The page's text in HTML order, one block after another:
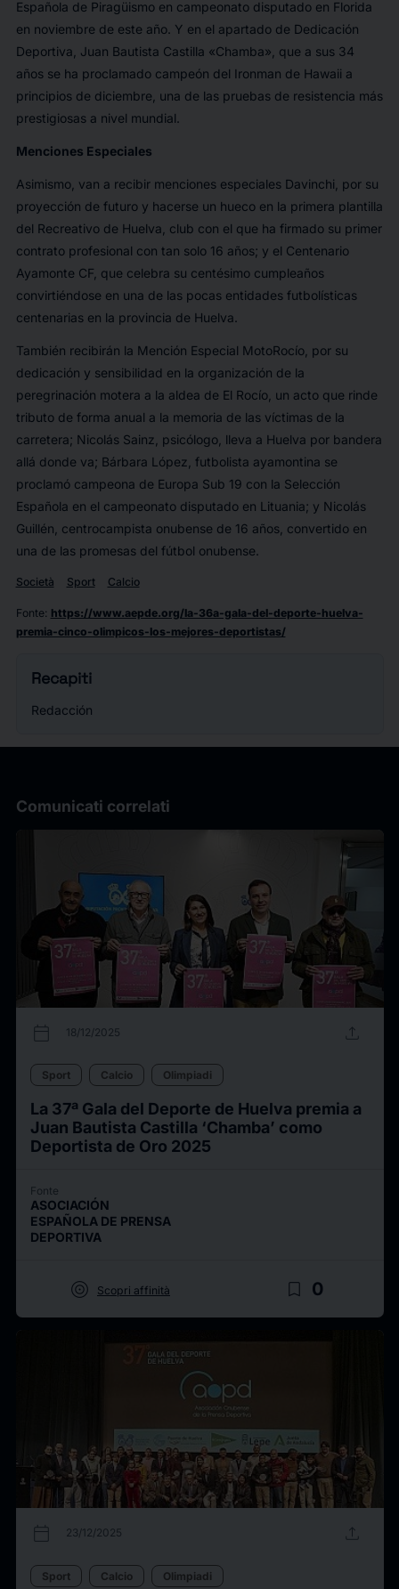
Española de Piragüismo en campeonato disputado en Florida
en noviembre de este año. Y en el apartado de Dedicación
Deportiva, Juan Bautista Castilla «Chamba», que a sus 34
años se ha proclamado campeón del Ironman de Hawaii a
principios de diciembre, una de las pruebas de resistencia más
prestigiosas a nivel mundial.
Menciones Especiales
Asimismo, van a recibir menciones especiales Davinchi, por su
proyección de futuro y hacerse un hueco en la primera plantilla
del Recreativo de Huelva, club con el que ha firmado su primer
contrato profesional con tan solo 16 años; y el Centenario
Ayamonte CF, que celebra su centésimo cumpleaños
convirtiéndose en una de las pocas entidades futbolísticas
centenarias en la provincia de Huelva.
También recibirán la Mención Especial MotoRocío, por su
dedicación y sensibilidad en la organización de la
peregrinación motera a la aldea de El Rocío, un acto que rinde
tributo de forma anual a la memoria de las víctimas de la
carretera; Nicolás Sainz, psicólogo, lleva a Huelva por bandera
allá donde va; Bárbara López, futbolista ayamontina se
proclamó campeona de Europa Sub 19 con la Selección
Española en el campeonato disputado en Lituania; y Nicolás
Guillén, centrocampista onubense de 16 años, convertido en
una de las promesas del fútbol onubense.
Società Sport Calcio
Fonte: https://www.aepde.org/la-36a-gala-del-deporte-huelva-
premia-cinco-olimpicos-los-mejores-deportistas/
Recapiti
Redacción
Comunicati correlati
calendar_today 18/12/2025 upload
Sport Calcio Olimpiadi
La 37ª Gala del Deporte de Huelva premia a
Juan Bautista Castilla ‘Chamba’ como
Deportista de Oro 2025
Fonte
ASOCIACIÓN
ESPAÑOLA DE PRENSA
DEPORTIVA
target Scopri affinità bookmark_border 0
calendar_today 23/12/2025 upload
Sport Calcio Olimpiadi